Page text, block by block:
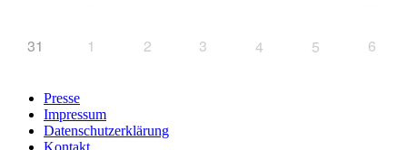
31 1 2 3 4 5 6
Presse
Impressum
Datenschutzerklärung
Kontakt